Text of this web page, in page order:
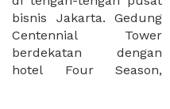
bisnis Jakarta. Gedung
Centennial Tower
berdekatan dengan
hotel Four Season,
ideal atau ruangan
untuk kegiatan bisnis